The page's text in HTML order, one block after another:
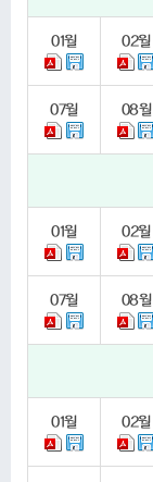
01월 02월
07월 08월
01월 02월
07월 08월
01월 02월